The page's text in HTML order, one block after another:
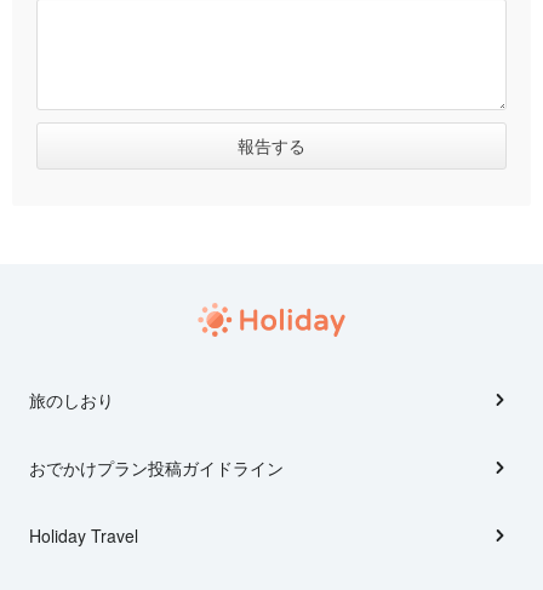
旅のしおり
おでかけプラン投稿ガイドライン
Holiday Travel